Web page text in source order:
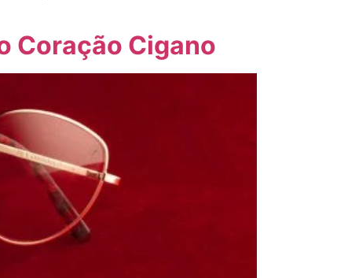
Coração Cigano